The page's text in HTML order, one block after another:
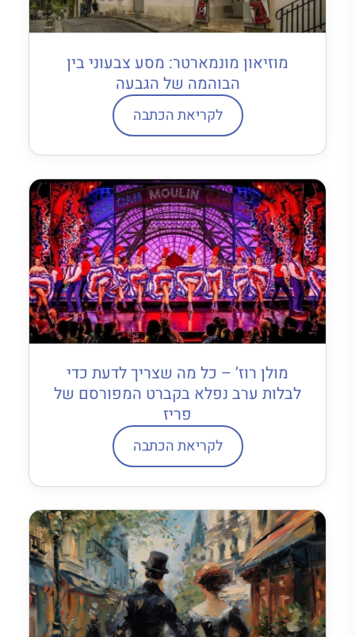
מוזיאון מונמארטר: מסע צבעוני בין
הבוהמה של הגבעה
לקריאת הכתבה
מולן רוז’ – כל מה שצריך לדעת כדי
לבלות ערב נפלא בקברט המפורסם של
פריז
לקריאת הכתבה